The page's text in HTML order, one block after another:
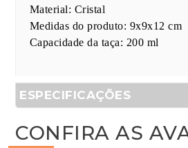
Material: Cristal
Medidas do produto: 9x9x12 cm
Capacidade da taça: 200 ml
ESPECIFICAÇÕES
CONFIRA AS